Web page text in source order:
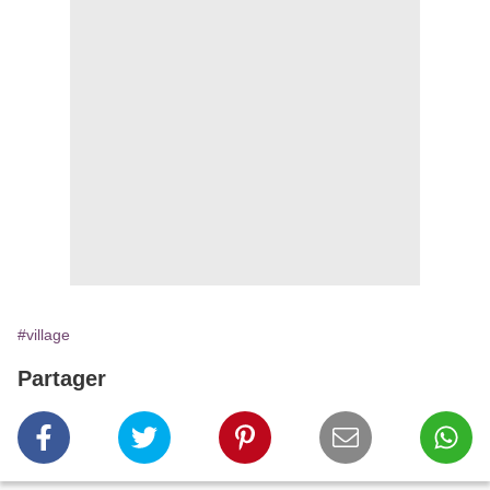
#village
Partager